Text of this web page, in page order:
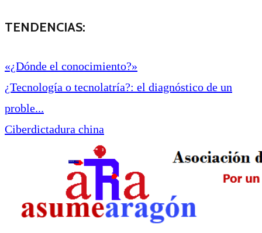
TENDENCIAS:
«¿Dónde el conocimiento?»
¿Tecnología o tecnolatría?: el diagnóstico de un
proble...
Ciberdictadura china